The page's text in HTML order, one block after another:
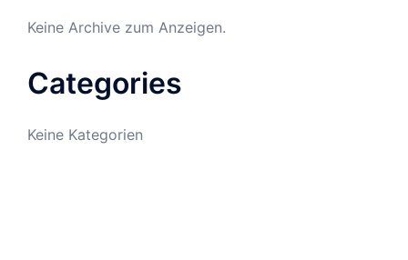
Keine Archive zum Anzeigen.
Categories
Keine Kategorien